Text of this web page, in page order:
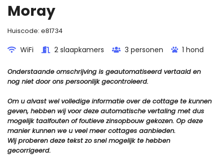
Moray
Huiscode: e81734
WiFi 2 slaapkamers 3 personen 1 hond
Onderstaande omschrijving is geautomatiseerd vertaald en
nog niet door ons persoonlijk gecontroleerd.
Om u alvast wel volledige informatie over de cottage te kunnen
geven, hebben wij voor deze automatische vertaling met dus
mogelijk taalfouten of foutieve zinsopbouw gekozen. Op deze
manier kunnen we u veel meer cottages aanbieden.
Wij proberen deze tekst zo snel mogelijk te hebben
gecorrigeerd.